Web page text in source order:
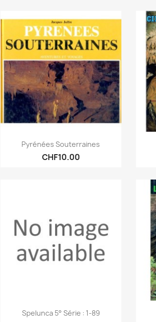
Quick view
Pyrénées Souterraines
CHF10.00
Quick view
Spelunca 5° Série : 1-89